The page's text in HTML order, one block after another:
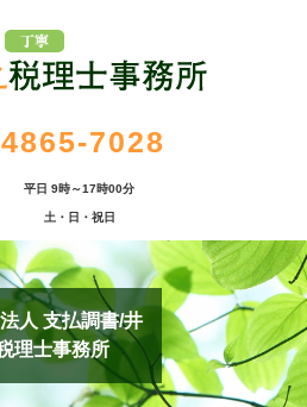
7028
平日 9時～17時00分
土・日・祝日
人 支払調書/井
理士事務所